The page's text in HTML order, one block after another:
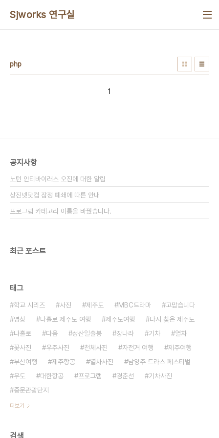
Sjworks 연구실
php
1
공지사항
노턴 안티바이러스 오진에 대한 알림
상진넷닷컴 잠정 폐쇄에 따른 안내
프로그램 카테고리 이름을 바꿨습니다.
최근 포스트
태그
학교 시리즈 사진 제주도 MBC드라마
고맙습니다
영상
나홀로 제주도 여행 제주도여행
다시 찾은 제주도
나홀로
다음 성산일출봉 장나라 기차
열차
꽃사진
우주사진 천체사진 자전거 여행
제주여행
부산여행
제주항공 열차사진
남양주 트라스 페스티벌
우도
대한항공 프로그램 경춘선
기차사진
중문관광단지
더보기
검색